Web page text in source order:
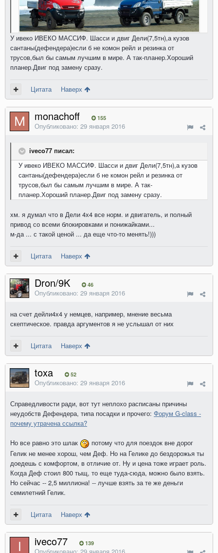
У ивеко ИВЕКО МАССИФ. Шасси и двиг Дели(7,5тн),а кузов
сантаны(дефендера)если б не комон рейл и резинка от
трусов,был бы самым лучшим в мире. А так-планер.Хороший
планер.Двиг под замену сразу.
Цитата Наверх
monachoff 155
Опубликовано: 29 января 2016
iveco77 писал:
У ивеко ИВЕКО МАССИФ. Шасси и двиг Дели(7,5тн),а кузов
сантаны(дефендера)если б не комон рейл и резинка от
трусов,был бы самым лучшим в мире. А так-
планер.Хороший планер.Двиг под замену сразу.
хм. я думал что в Дели 4х4 все норм. и двигатель, и полный
привод со всеми блокировками и понижайками...
м-да ... с такой ценой ... да еще что-то менять!)))
Цитата Наверх
Dron/9K 46
Опубликовано: 29 января 2016
на счет дейли4х4 у немцев, например, мнение весьма
скептическое. правда аргументов я не услышал от них
Цитата Наверх
toxa 52
Опубликовано: 29 января 2016
Справедливости ради, вот тут неплохо расписаны причины
неудобств Дефендера, типа посадки и прочего: Форум G-class -
почему утрачена ссылка?
Но все равно это шлак
потому что для поездок вне дорог
Гелик не менее хорош, чем Деф. Но на Гелике до бездорожья ты
доедешь с комфортом, в отличие от. Ну и цена тоже играет роль.
Когда Деф стоил 800 тыщ, то еще туда-сюда, можно было взять.
Но сейчас -- 2,5 миллиона! -- лучше взять за те же деньги
семилетний Гелик.
Цитата Наверх
iveco77 139